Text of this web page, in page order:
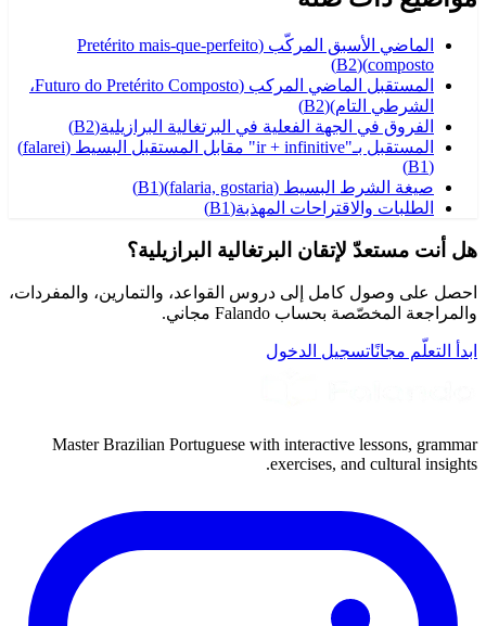
الماضي الأسبق المركّب (Pretérito mais-que-perfeito
composto)
(
B2
)
المستقبل الماضي المركب (Futuro do Pretérito Composto،
الشرطي التام)(
B2
)
الفروق في الجهة الفعلية في البرتغالية البرازيلية(
B2
)
المستقبل بـ"ir + infinitive" مقابل المستقبل البسيط (falarei)
(
B1
)
صيغة الشرط البسيط (falaria, gostaria)
(
B1
)
الطلبات والاقتراحات المهذبة(
B1
)
هل أنت مستعدّ لإتقان البرتغالية البرازيلية؟
احصل على وصول كامل إلى دروس القواعد، والتمارين، والمفردات،
والمراجعة المخصّصة بحساب Falando مجاني.
ابدأ التعلّم مجانًاتسجيل الدخول
Master Brazilian Portuguese with interactive lessons, grammar
exercises, and cultural insights.